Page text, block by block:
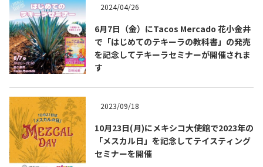
お問合せ
Contact
テキーラ・メスカルが飲める
Bar & Restaurant
Tequila Journal SNS 在日メキシコ大使館 SNS
2024/04/26
6月7日（金）にTacos Mercado 花小金井
で「はじめてのテキーラの教科書」の発売
を記念してテキーラセミナーが開催されま
す
2023/09/18
10月23日(月)にメキシコ大使館で2023年の
「メスカル日」を記念してテイスティング
セミナーを開催